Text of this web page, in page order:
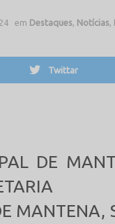
em Destaques Notícias
Twittar
DE
MANTENA,